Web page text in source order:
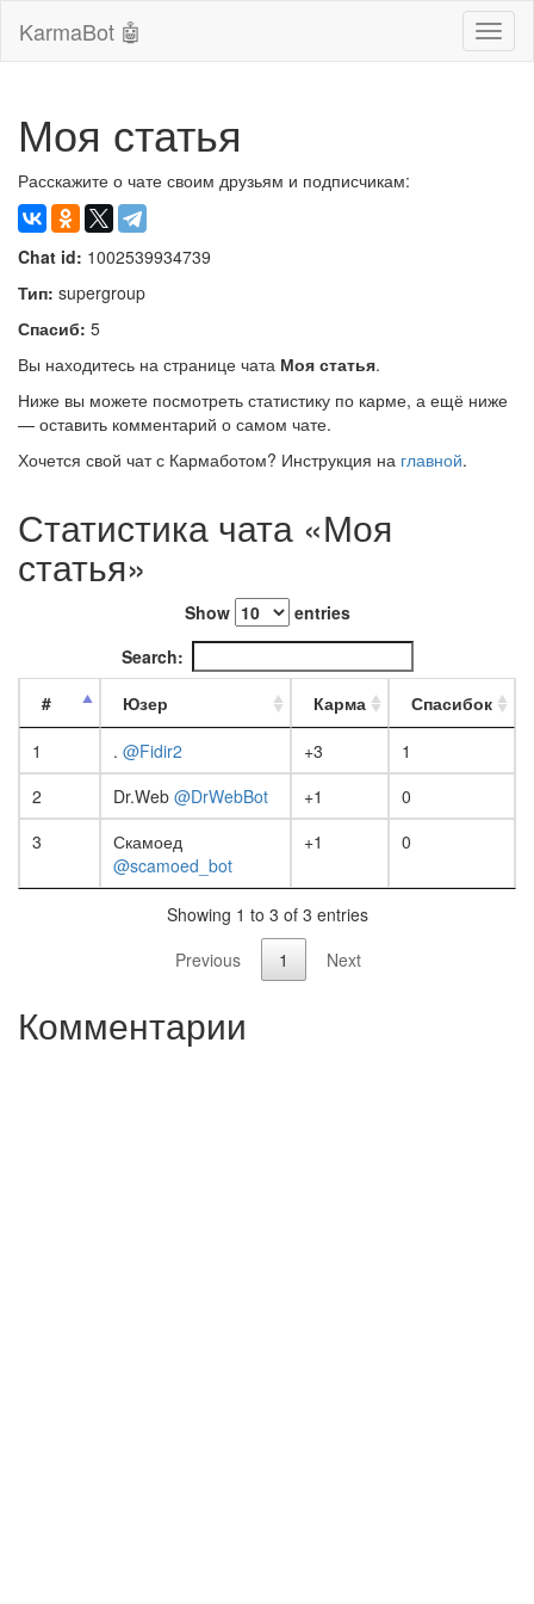
KarmaBot 🤖
Моя статья
Расскажите о чате своим друзьям и подписчикам:
Chat id: 1002539934739
Тип: supergroup
Спасиб: 5
Вы находитесь на странице чата Моя статья.
Ниже вы можете посмотреть статистику по карме, а ещё ниже
— оставить комментарий о самом чате.
Хочется свой чат с Кармаботом? Инструкция на главной.
Статистика чата «Моя
статья»
Show
entries
Search:
#
Юзер Карма
Спасибок
1
. @Fidir2 +3
1
2
Dr.Web @DrWebBot +1
0
3
Скамоед
@scamoed_bot
+1 0
Showing 1 to 3 of 3 entries
Previous
1 Next
Комментарии